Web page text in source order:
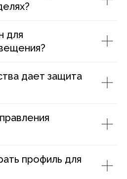
для
дает защита
профиль для